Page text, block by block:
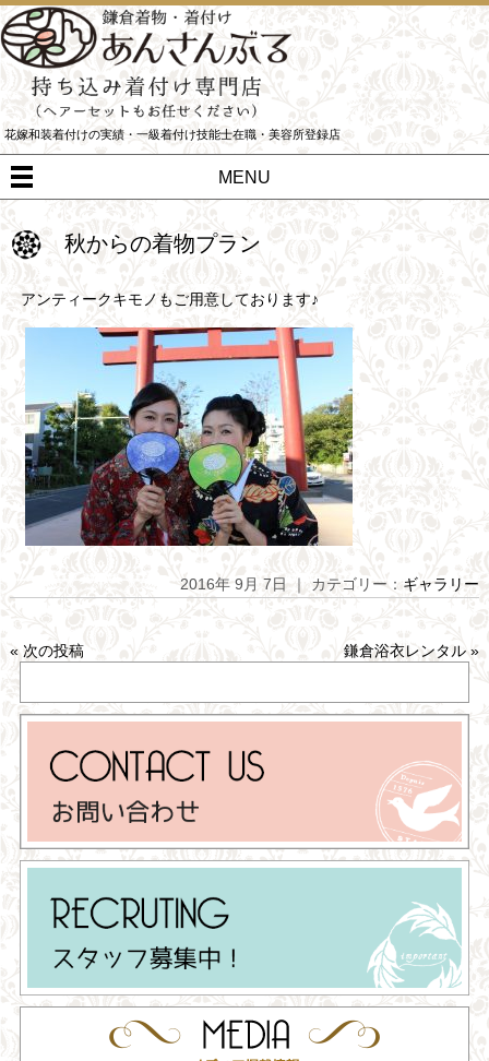
花嫁和装着付けの実績・一級着付け技能士在職・美容所登録店
MENU
秋からの着物プラン
アンティークキモノもご用意しております♪
2016年 9月 7日 ｜ カテゴリー： ギャラリー
« 次の投稿 鎌倉浴衣レンタル »